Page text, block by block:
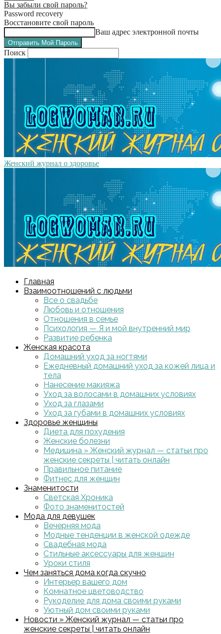
Вы забыли свой пароль?
Password recovery
Восстановите свой пароль
Ваш адрес электронной почты
Поиск
Женский журнал о здоровье
Главная
Взаимоотношений с людьми
Все о свадьбе
Любовь и отношения
Отношения в семье
Психология — Я и мой внутренний мир
Развитие ребенка
Женская красота
Домашний уход за ногтями
Ежедневный домашний уход за кожей лица и
тела
Нанесение макияжа
Уход за волосами в домашних условиях
Уход за глазами
Уход за губами в домашних условиях
Здоровье женщины
Диета для похудения
Женские болезни
Медицина » Женский журнал — статьи про
женские секреты | читать онлайн
Правильное питание
Фитнес для женщин
Знаменитости
Светская Хроника
Фото знаменитостей
Мода для девушек
Вечерняя мода
Модные тенденции в женской одежде
Свадебная мода
Стильные аксессуары для женщин
Уроки стиля
Чем заняться дома когда скучно
Интерьер вашего дом
Комнатное цветоводство
Рукоделие для дома своими руками
Уютный дом своими руками
Новости » Женский журнал — статьи про
женские секреты | читать онлайн